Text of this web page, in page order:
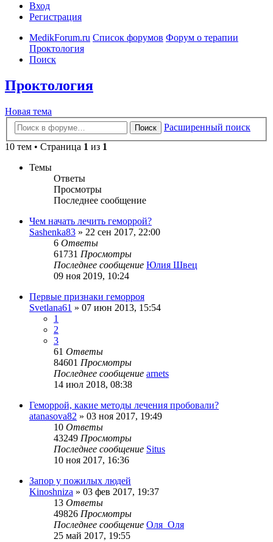
Вход
Регистрация
MedikForum.ru Список форумов Форум о терапии
Проктология
Поиск
Проктология
Новая тема
Поиск
Расширенный поиск
10 тем • Страница 1 из 1
Темы
Ответы
Просмотры
Последнее сообщение
Чем начать лечить геморрой?
Sashenka83 » 22 сен 2017, 22:00
6 Ответы
61731 Просмотры
Последнее сообщение Юлия Швец
09 ноя 2019, 10:24
Первые признаки геморроя
Svetlana61 » 07 июн 2013, 15:54
1
2
3
61 Ответы
84601 Просмотры
Последнее сообщение arnets
14 июл 2018, 08:38
Геморрой, какие методы лечения пробовали?
atanasova82 » 03 ноя 2017, 19:49
10 Ответы
43249 Просмотры
Последнее сообщение Situs
10 ноя 2017, 16:36
Запор у пожилых людей
Kinoshniza » 03 фев 2017, 19:37
13 Ответы
49826 Просмотры
Последнее сообщение Оля_Оля
25 май 2017, 19:55